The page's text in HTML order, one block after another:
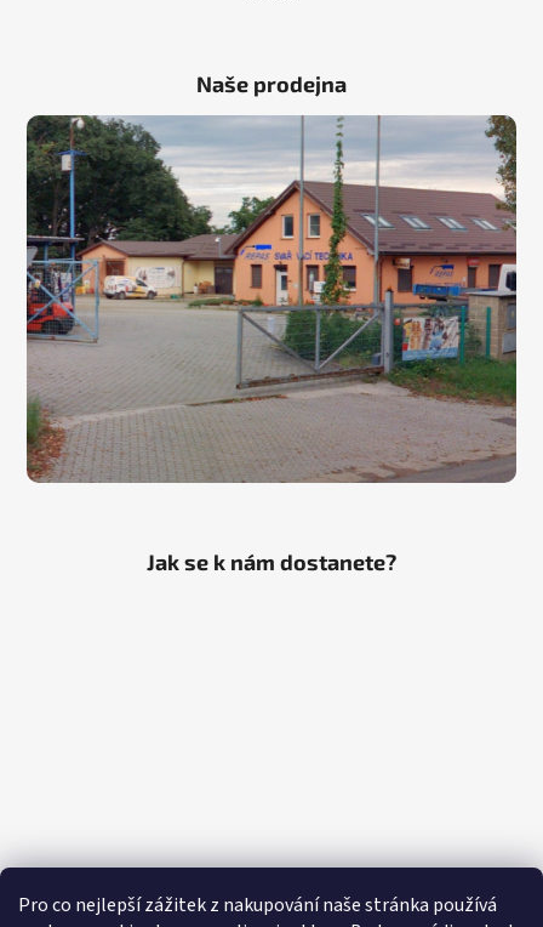
Pro co nejlepší zážitek z nakupování naše stránka používá
Naše prodejna
Jak se k nám dostanete?